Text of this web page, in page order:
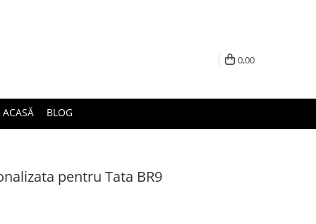
0,00
ACASĂ BLOG
pentru Tata BR9